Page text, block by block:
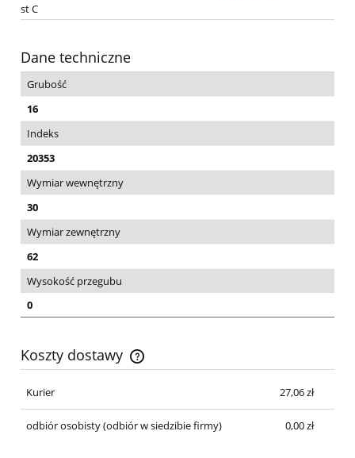
st C
Dane techniczne
Grubość
16
Indeks
20353
Wymiar wewnętrzny
30
Wymiar zewnętrzny
62
Wysokość przegubu
0
Koszty dostawy
Cena nie zawiera ewentualnych kosztów płatności
Kurier
27,06 zł
odbiór osobisty(odbiór w siedzibie firmy) 0,00 zł